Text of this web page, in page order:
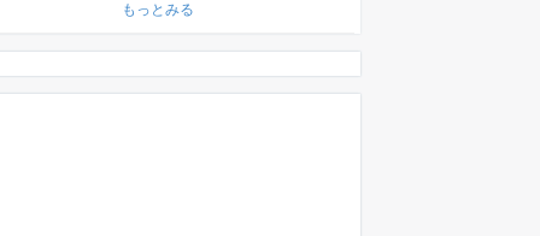
特殊条件
以外
もっとみる